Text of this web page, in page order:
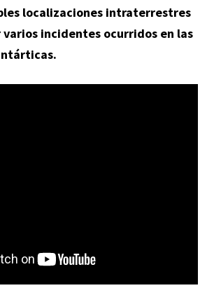
localizaciones intraterrestres
incidentes ocurridos en las